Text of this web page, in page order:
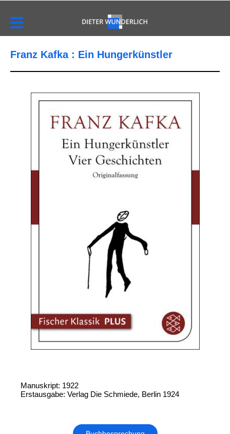
Franz Kafka : Ein Hungerkünstler
Manuskript: 1922
Erstausgabe: Verlag Die Schmiede, Berlin 1924